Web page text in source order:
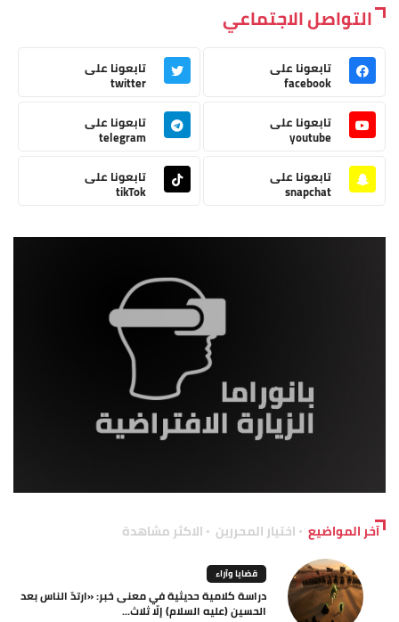
التواصل الاجتماعي
تابعونا على
facebook
تابعونا على
twitter
تابعونا على
youtube
تابعونا على
telegram
تابعونا على
snapchat
تابعونا على
tikTok
آخر المواضيع اختيار المحررين الاكثر مشاهدة
قضايا وآراء
دراسة كلامية حديثية في معنى خبر: «ارتدّ الناس بعد
الحسين (عليه السلام) إلّا ثلاث...